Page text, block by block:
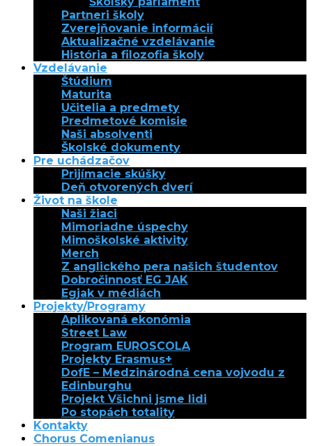
Partneri školy
Zverejňovanie informácií
Aktualizačné vzdelávanie
História a filozofia školy
Vzdelávanie
Štúdium
Maturita
Učitelia a predmety
Predmetové komisie
Naši absolventi
Školské dokumenty
Pre uchádzačov
Prijímacie skúšky
Deň otvorených dverí
Život na škole
Naši žiaci
Mimoriadne úspechy
Mimoškolské aktivity
Merch
Z anglického pera našich študentov
Dobročinnosť EG JAK
Egjak v médiách
Projekty/Programy
Aplikovaná ekonómia
Street Law
Program EUROSCOLA
Projekty Erasmus+
DofE – Medzinárodná cena vojvodu z
Edinburghu
Projekt Všichni jsme lidi
Po stopách totality
Kontakty
Chorus Comenianus